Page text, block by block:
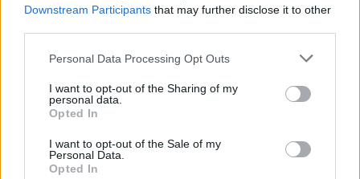
Downstream Participants that may further disclose it to other
Personal Data Processing Opt Outs
I want to opt-out of the Sharing of my
personal data.
Opted In
I want to opt-out of the Sale of my
Personal Data.
Opted In